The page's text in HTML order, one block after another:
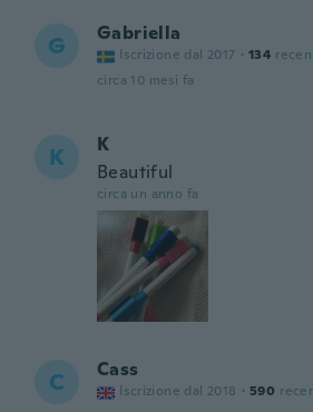
G Gabriella
Iscrizione dal 2017 · 134
circa 10 mesi fa
K
K
Beautiful
circa un anno fa
C Cass
Iscrizione dal 2018 · 590